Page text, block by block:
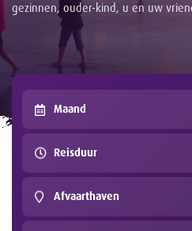
gezinnen, ouder-kind, u en uw
Maand
Reisduur
Afvaarthaven